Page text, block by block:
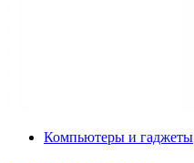
Компьютеры и гаджеты